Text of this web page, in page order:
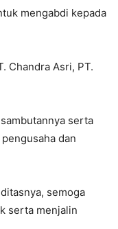
mengabdi kepada
Chandra Asri, PT.
serta
dan
semoga
serta menjalin